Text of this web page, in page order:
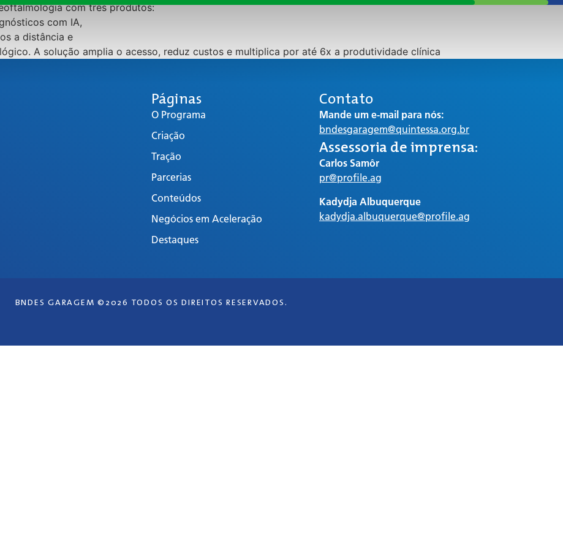
com três produtos:
com IA,
a distância e
A solução amplia o acesso, reduz custos e multiplica por até 6x a produtividade clínica
Páginas
O Programa
Criação
Tração
Parcerias
Conteúdos
Negócios em Aceleração
Destaques
Contato
Mande um e-mail para nós:
bndesgaragem@quintessa.org.br
Assessoria de imprensa:
Carlos Samôr
pr@profile.ag
Kadydja Albuquerque
kadydja.albuquerque@profile.ag
BNDES GARAGEM ©2026 TODOS OS DIREITOS RESERVADOS.